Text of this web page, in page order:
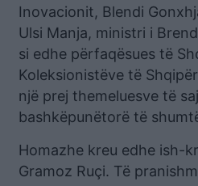
Inovacionit, Blendi
Ulsi Manja, ministri i
si edhe përfaqësues të
Koleksionistëve të
një prej themeluesve të
bashkëpunëtorë të
Homazhe kreu edhe ish-
Gramoz Ruçi. Të